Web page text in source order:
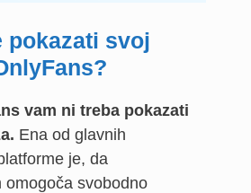
pokazati svoj
vam ni treba pokazati
Ena od glavnih
je, da
omogoča svobodno